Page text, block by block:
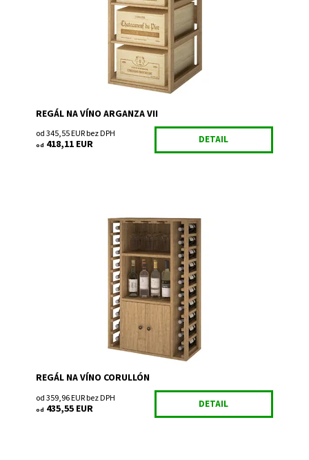
EX2563
Expovinalia
2 roky
REGÁL NA VÍNO ARGANZA VII
od 345,55 EUR bez DPH
od 418,11 EUR DETAIL
Drevený regál na uskladnenie vína.
Do 3 týdnů
EX2521
Expovinalia
2 roky
REGÁL NA VÍNO CORULLÓN
od 359,96 EUR bez DPH
od 435,55 EUR DETAIL